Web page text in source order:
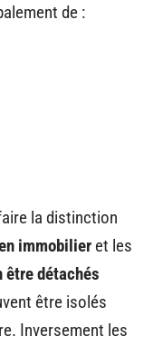
de :
la distinction
immobilier et les
être détachés
être isolés
Inversement les